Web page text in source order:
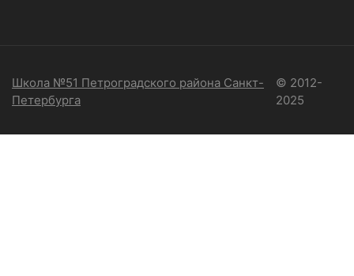
Школа №51 Петроградского района Санкт-
Петербурга
© 2012-
2025